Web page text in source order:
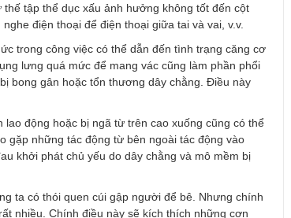
tập thể dục xấu ảnh hưởng không tốt đến cột
điện thoại để điện thoại giữa tai và vai, v.v.
trong công việc có thể dẫn đến tình trạng căng cơ
lưng quá mức để mang vác cũng làm phần phổi
bong gân hoặc tổn thương dây chằng. Điều này
động hoặc bị ngã từ trên cao xuống cũng có thể
gặp những tác động từ bên ngoài tác động vào
khởi phát chủ yếu do dây chằng và mô mềm bị
ta có thói quen cúi gập người để bê. Nhưng chính
nhiều. Chính điều này sẽ kích thích những cơn